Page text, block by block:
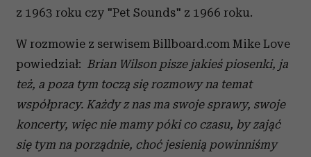
z 1963 roku czy "Pet Sounds" z 1966 roku.
W rozmowie z serwisem Billboard.com Mike Love
powiedział: Brian Wilson pisze jakieś piosenki, ja
też, a poza tym toczą się rozmowy na temat
współpracy. Każdy z nas ma swoje sprawy, swoje
koncerty, więc nie mamy póki co czasu, by zająć
się tym na porządnie, choć jesienią powinniśmy